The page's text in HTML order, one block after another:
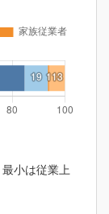
小は従業上